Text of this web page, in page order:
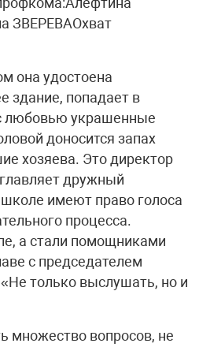
ЗВЕРЕВАОхват
она удостоена
здание, попадает в
любовью украшенные
доносится запах
хозяева. Это директор
дружный
имеют право голоса
процесса.
а стали помощниками
с председателем
только выслушать, но и
множество вопросов, не